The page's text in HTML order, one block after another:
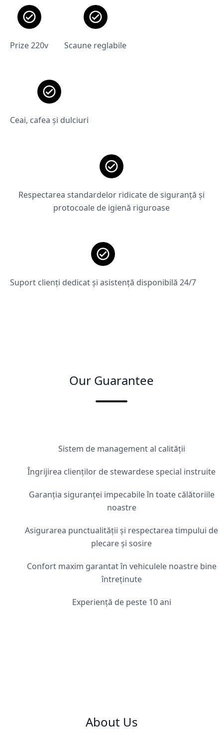
Prize 220v Scaune reglabile
Ceai, cafea și dulciuri
Respectarea standardelor ridicate de siguranță și
protocoale de igienă riguroase
Suport clienți dedicat și asistență disponibilă 24/7
Our Guarantee
Sistem de management al calității
Îngrijirea clienților de stewardese special instruite
Garanția siguranței impecabile în toate călătoriile
noastre
Asigurarea punctualității și respectarea timpului de
plecare și sosire
Confort maxim garantat în vehiculele noastre bine
întreținute
Experiență de peste 10 ani
About Us